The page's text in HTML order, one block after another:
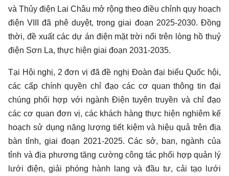
và Thủy điện Lai Châu mở rộng theo điều chỉnh quy hoạch
điện VIII đã phê duyệt, trong giai đoạn 2025-2030. Đồng
thời, đề xuất các dự án điện mặt trời nổi trên lòng hồ thuỷ
điện Sơn La, thực hiện giai đoạn 2031-2035.
Tại Hội nghị, 2 đơn vị đã đề nghị Đoàn đại biểu Quốc hội,
các cấp chính quyền chỉ đạo các cơ quan thông tin đại
chúng phối hợp với ngành Điện tuyên truyền và chỉ đạo
các cơ quan đơn vị, các khách hàng thực hiện nghiêm kế
hoạch sử dụng năng lượng tiết kiệm và hiệu quả trên địa
bàn tỉnh, giai đoạn 2021-2025. Các sở, ban, ngành của
tỉnh và địa phương tăng cường công tác phối hợp quản lý
lưới điện, giải phóng hành lang và đầu tư, cải tạo lưới